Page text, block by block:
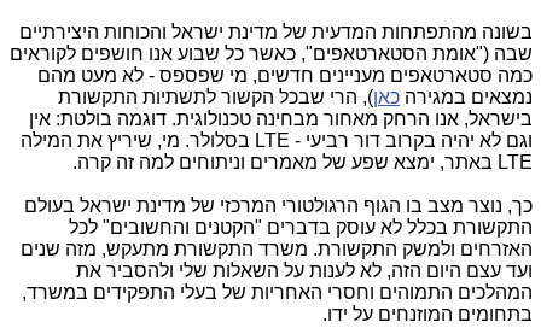
בשונה מהתפתחות המדעית של מדינת ישראל והכוחות היצירתיים
שבה ("אומת הסטארטאפים", כאשר כל שבוע אנו חושפים לקוראים
כמה סטארטאפים מעניינים חדשים, מי שפספס - לא מעט מהם
נמצאים במגירה כאן), הרי שבכל הקשור לתשתיות התקשורת
בישראל, אנו הרחק מאחור מבחינה טכנולוגית. דוגמה בולטת: אין
וגם לא יהיה בקרוב דור רביעי - LTE בסלולר. מי, שיריץ את המילה
LTE באתר, ימצא שפע של מאמרים וניתוחים למה זה קרה.
כך, נוצר מצב בו הגוף הרגולטורי המרכזי של מדינת ישראל בעולם
התקשורת בכלל לא עוסק בדברים "הקטנים והחשובים" לכל
האזרחים ולמשק התקשורת. משרד התקשורת מתעקש, מזה שנים
ועד עצם היום הזה, לא לענות על השאלות שלי ולהסביר את
המהלכים התמוהים וחסרי האחריות של בעלי התפקידים במשרד,
בתחומים המוזנחים על ידו.